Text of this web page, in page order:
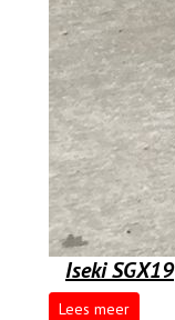
Iseki SGX19
Lees meer